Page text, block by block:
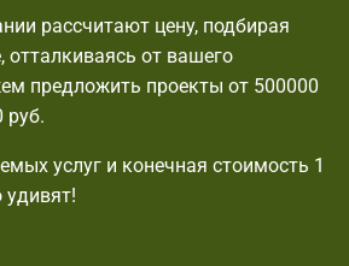
рассчитают цену, подбирая
отталкиваясь от вашего
предложить проекты от 500000
руб.
услуг и конечная стоимость 1
удивят!